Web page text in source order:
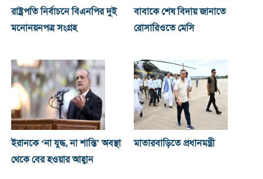
রাষ্ট্রপতি নির্বাচনে বিএনপির দুই
মনোনয়নপত্র সংগ্রহ
বাবাকে শেষ বিদায় জানাতে
রোসারিওতে মেসি
ইরানকে ‘না যুদ্ধ, না শান্তি’ অবস্থা
থেকে বের হওয়ার আহ্বান
মাতারবাড়িতে প্রধানমন্ত্রী